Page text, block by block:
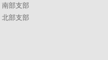
南部支部
北部支部